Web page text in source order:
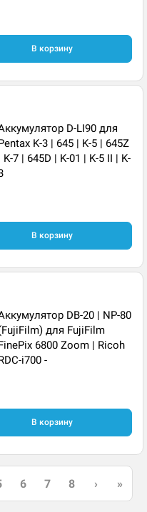
В корзину
D-LI90 для
K-3 | 645 | K-5 | 645Z
K-7 | 645D | K-01 | K-5 II | K-
В корзину
DB-20 | NP-80
для FujiFilm
6800 Zoom | Ricoh
i700 -
В корзину
6 7 8 › »